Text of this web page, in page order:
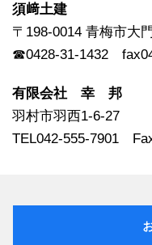
須﨑土建
〒198-0014 青梅市大
☎0428-31-1432
有限会社 幸 邦
羽村市羽西1-6-27
TEL042‐555‐7901